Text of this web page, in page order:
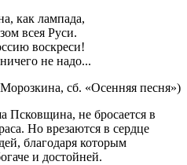
как лампада,
всея Руси.
воскреси!
не надо...
сб. «Осенняя песня»)
Псковщина, не бросается в
Но врезаются в сердце
благодаря которым
и достойней.